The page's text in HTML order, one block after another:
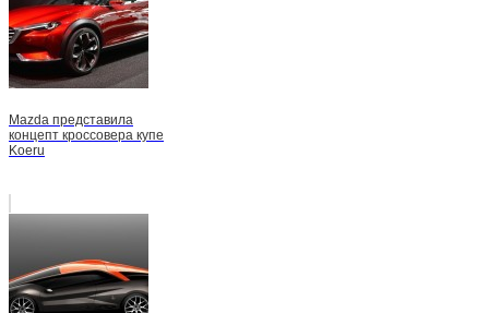
Mazda представила
концепт кроссовера купе
Koeru